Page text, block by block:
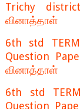
Trichy
வினாத்தாள்
6th std
Question
வினாத்தாள்
6th std
Question